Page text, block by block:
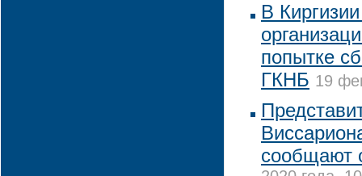
В
попытке
ГКНБ 19
сообщают